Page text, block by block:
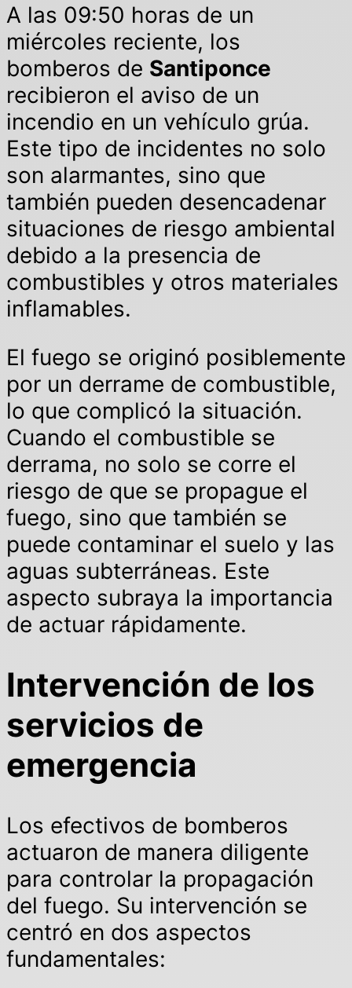
A las 09:50 horas de un
miércoles reciente, los
bomberos de Santiponce
recibieron el aviso de un
incendio en un vehículo grúa.
Este tipo de incidentes no solo
son alarmantes, sino que
también pueden desencadenar
situaciones de riesgo ambiental
debido a la presencia de
combustibles y otros materiales
inflamables.
El fuego se originó posiblemente
por un derrame de combustible,
lo que complicó la situación.
Cuando el combustible se
derrama, no solo se corre el
riesgo de que se propague el
fuego, sino que también se
puede contaminar el suelo y las
aguas subterráneas. Este
aspecto subraya la importancia
de actuar rápidamente.
Intervención de los
servicios de
emergencia
Los efectivos de bomberos
actuaron de manera diligente
para controlar la propagación
del fuego. Su intervención se
centró en dos aspectos
fundamentales: